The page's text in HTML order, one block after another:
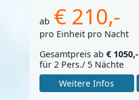
ab € 210,-
pro Einheit pro Nacht
Gesamtpreis ab € 1050,-
für 2 Pers./ 5 Nächte
Weitere Infos